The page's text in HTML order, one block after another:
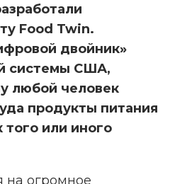
Food Twin.
двойник»
системы США,
любой человек
продукты питания
того или иного
на огромное